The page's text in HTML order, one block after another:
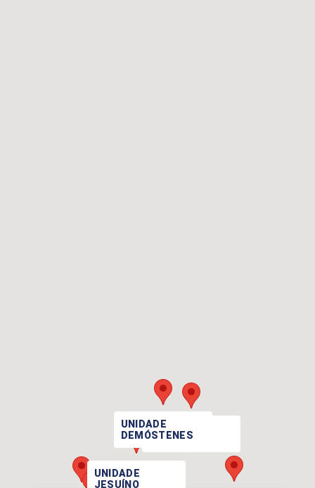
UNIDADE
PRINCESA
UNIDADE
JESUÍNO
UNIDADE
DEMÓSTENES